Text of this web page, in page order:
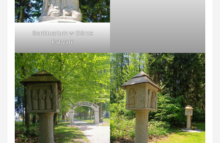
Sanktuarium w Górze
Kalwarii